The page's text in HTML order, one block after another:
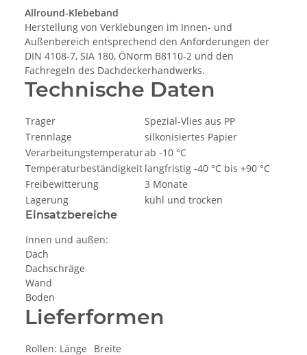
Allround-Klebeband
Herstellung von Verklebungen im Innen- und
Außenbereich entsprechend den Anforderungen der
DIN 4108-7, SIA 180, ÖNorm B8110-2 und den
Fachregeln des Dachdeckerhandwerks.
Technische Daten
Träger
Spezial-Vlies aus PP
Trennlage
silkonisiertes Papier
Verarbeitungstemperaturab -10 °C
Temperaturbeständigkeit langfristig -40 °C bis +90 °C
Freibewitterung
3 Monate
Lagerung
kühl und trocken
Einsatzbereiche
Innen und außen:
Dach
Dachschräge
Wand
Boden
Lieferformen
Rollen: Länge
Breite